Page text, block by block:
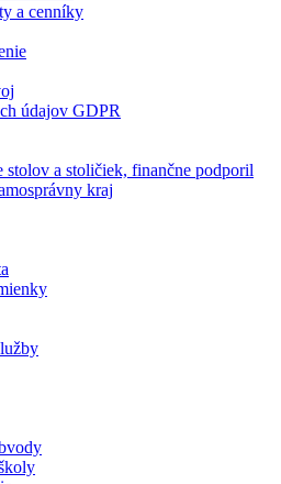
a cenníky
údajov GDPR
stolov a stoličiek, finančne podporil
kraj